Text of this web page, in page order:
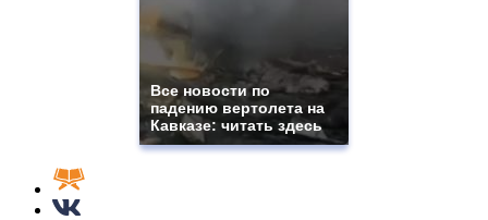
Все новости по
падению вертолета на
Кавказе: читать здесь